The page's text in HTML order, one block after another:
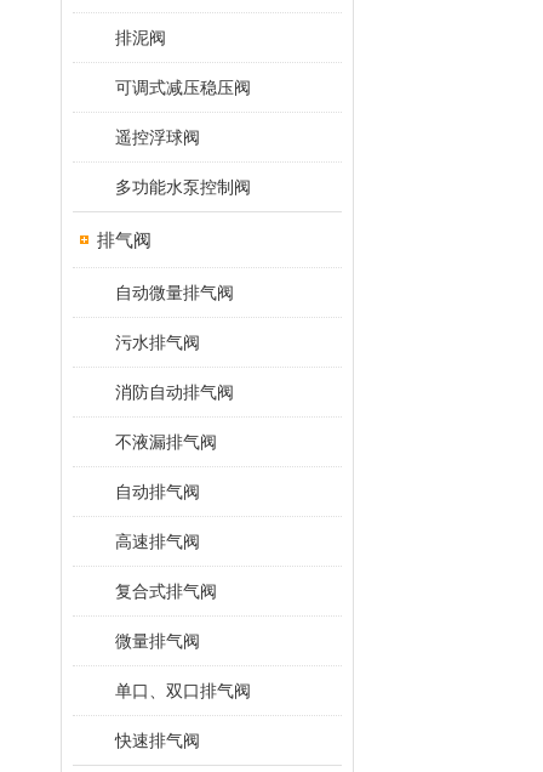
排泥阀
可调式减压稳压阀
遥控浮球阀
多功能水泵控制阀
排气阀
自动微量排气阀
污水排气阀
消防自动排气阀
不液漏排气阀
自动排气阀
高速排气阀
复合式排气阀
微量排气阀
单口、双口排气阀
快速排气阀